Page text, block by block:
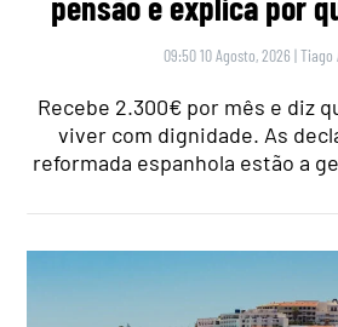
09:50 10 Agosto, 2026 |Tiago
Recebe 2.300€ por mês e diz
viver com dignidade. As
reformada espanhola estão a